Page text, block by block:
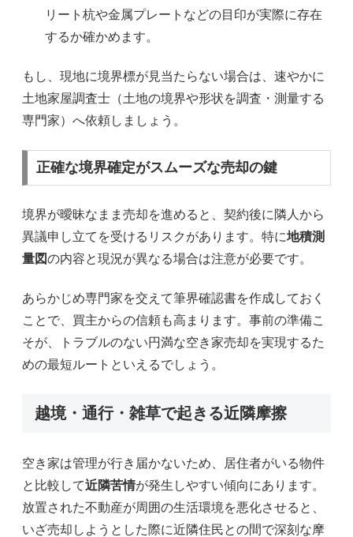
リート杭や金属プレートなどの目印が実際に存在
するか確かめます。
もし、現地に境界標が見当たらない場合は、速やかに
土地家屋調査士（土地の境界や形状を調査・測量する
専門家）へ依頼しましょう。
正確な境界確定がスムーズな売却の鍵
境界が曖昧なまま売却を進めると、契約後に隣人から
異議申し立てを受けるリスクがあります。特に地積測
量図の内容と現況が異なる場合は注意が必要です。
あらかじめ専門家を交えて筆界確認書を作成しておく
ことで、買主からの信頼も高まります。事前の準備こ
そが、トラブルのない円満な空き家売却を実現するた
めの最短ルートといえるでしょう。
越境・通行・雑草で起きる近隣摩擦
空き家は管理が行き届かないため、居住者がいる物件
と比較して近隣苦情が発生しやすい傾向にあります。
放置された不動産が周囲の生活環境を悪化させると、
いざ売却しようとした際に近隣住民との間で深刻な摩